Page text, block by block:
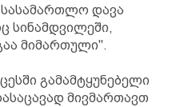
სასამართლო დავა
სინამდვილეში,
მიმართული".
გამამტყუნებელი
მივმართავთ